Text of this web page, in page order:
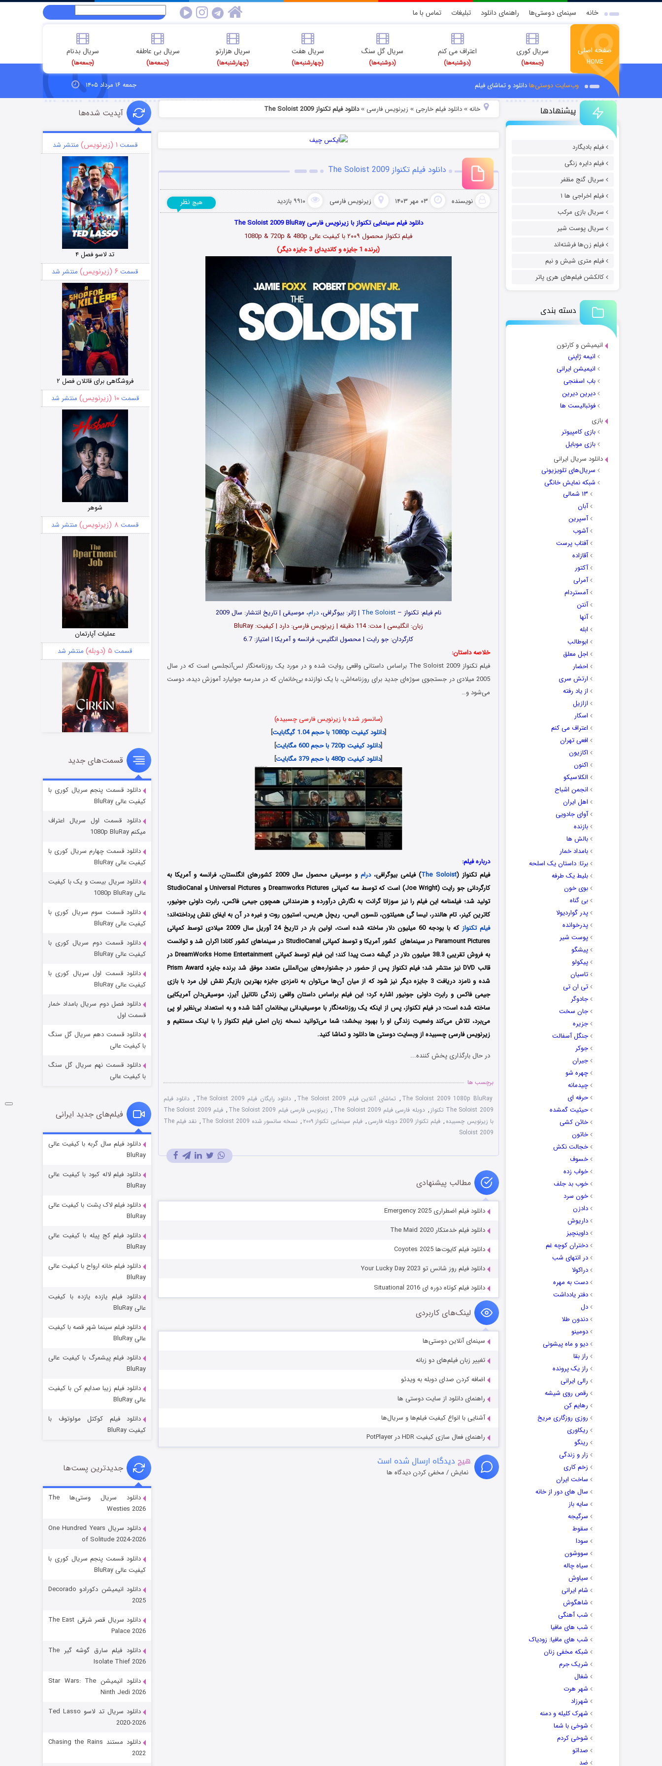
خانه سینمای دوستی‌ها راهنمای دانلود تبلیغات تماس با ما
صفحه اصلی
HOME
سریال کوری
(جمعه‌ها)
اعتراف می کنم
(دوشنبه‌ها)
سریال گل سنگ
(دوشنبه‌ها)
سریال هفت
(چهارشنبه‌ها)
سریال هزارتو
(چهارشنبه‌ها)
سریال بی عاطفه
(جمعه‌ها)
سریال بدنام
(جمعه‌ها)
وب‌سایت دوستی‌هادانلود و تماشای فیلم جمعه ۱۶ مرداد ۱۴۰۵
پیشنهادها
فیلم بادیگارد
فیلم دایره زنگی
سریال گنج مظفر
فیلم اخراجی ها ۱
سریال بازی مرکب
سریال پوست شیر
فیلم زن‌ها فرشته‌اند
فیلم متری شیش و نیم
کالکشن فیلم‌های هری پاتر
دسته بندی
انیمیشن و کارتون
انیمه ژاپنی
انیمیشن ایرانی
باب اسفنجی
دیرین دیرین
فوتبالیست ها
بازی
بازی کامپیوتر
بازی موبایل
دانلود سریال ایرانی
سریال‌های تلویزیونی
شبکه نمایش خانگی
۱۳ شمالی
آبان
آسپرین
آشوب
آفتاب پرست
آقازاده
آکتور
آمرلی
آمستردام
آنتن
آنها
ابله
ابوطالب
اجل معلق
احضار
ارتش سری
از یاد رفته
ازازیل
اسکار
اعتراف می کنم
افعی تهران
اکازیون
اکنون
الکلاسیکو
انجمن اشباح
اهل ایران
آوای جادویی
بازنده
بالش ها
بامداد خمار
برتا: داستان یک اسلحه
بلیط یک‌‌ طرفه
بوی خون
بی گناه
پدر گواردیولا
پدرخوانده
پوست شیر
پیشگو
پیکولو
تاسیان
تی ان تی
جادوگر
جان سخت
جزیره
جنگل آسفالت
جوکر
جیران
چهره شو
چیدمانه
حرفه ای
حیثیت گمشده
خائن کشی
خاتون
خجالت نکش
خسوف
خواب زده
خوب بد جلف
خون سرد
دادزن
داریوش
داوینچیز
دختران کوچه غم
در انتهای شب
دراکولا
دست به مهره
دفتر یادداشت
دل
دندون طلا
دومینو
دیو و ماه پیشونی
راز بقا
راز یک پرونده
رالی ایرانی
رقص روی شیشه
رهایم کن
روزی روزگاری مریخ
ریکاوری
رینگو
زار و زندگی
زخم کاری
ساخت ایران
سال های دور از خانه
سایه باز
سرگیجه
سقوط
سودا
سووشون
سیاه چاله
سیاوش
شام ایرانی
شاهگوش
شب آهنگی
شب های مافیا
شب های مافیا: زودیاک
شبکه مخفی زنان
شریک جرم
شغال
شهر هرت
شهرزاد
شهرک کلیله و دمنه
شوخی با شما
شوخی کردم
صداتو
ضد
خانه» دانلود فیلم خارجی » زیرنویس فارسی »دانلود فیلم تکنواز The Soloist 2009
دانلود فیلم تکنواز The Soloist 2009
نویسنده ۰۳ مهر ۱۴۰۳ زیرنویس فارسی ۹۹۱۰ بازدید هیچ نظر
دانلود فیلم سینمایی تکنواز با زیرنویس فارسی The Soloist 2009 BluRay
فیلم تکنواز محصول ۲۰۰۹ با کیفیت عالی 1080p & 720p & 480p
(برنده 1 جایزه و کاندیدای 3 جایزه دیگر)
نام فیلم: تکنواز –The Soloist | ژانر: بیوگرافی،درام، موسیقی | تاریخ انتشار: سال 2009
زبان: انگلیسی | مدت‌: 114 دقیقه | زیرنویس فارسی: دارد | کیفیت: BluRay
کارگردان: جو رایت | محصول انگلیس، فرانسه و آمریکا | امتیاز: 6.7
خلاصه داستان:
فیلم تکنواز The Soloist 2009 براساس داستانی واقعی روایت شده و در مورد یک روزنامه‌نگار لس‌آنجلسی است که در سال
2005 میلادی در جستجوی سوژه‌ای جدید برای روزنامه‌اش، با یک نوازنده بی‌خانمان که در مدرسه جولیارد آموزش دیده، دوست
می‌شود و…
(سانسور شده با زیرنویس فارسی چسبیده)
[دانلود کیفیت 1080p با حجم 1.04 گیگابایت
]
[دانلود کیفیت 720p با حجم 600 مگابایت
]
[دانلود کیفیت 480p با حجم 379 مگابایت ]
درباره فیلم:
فیلم تکنواز (The Soloist) فیلمی بیوگرافی،درام
و موسیقی محصول سال 2009 کشورهای انگلستان، فرانسه و آمریکا به
کارگردانی جو رایت (Joe Wright) است که توسط سه کمپانی Dreamworks Pictures و Universal Pictures و StudioCanal
تولید شد؛ فیلمنامه این فیلم را نیز سوزانا گرانت به نگارش درآورده و هنرمندانی همچون جیمی فاکس، رابرت داونی جونیور،
کاترین کینر، تام هالندر، لیسا گی همیلتون، نلسون الیس، ریچل هریس، استیون روت و غیره در آن به ایفای نقش پرداخته‌اند؛
فیلمتکنواز که با بودجه 60 میلیون دلار ساخته شده است، اولین
بار در تاریخ 24 آوریل سال 2009 میلادی توسط کمپانی
Paramount Pictures در سینماهای کشور آمریکا و توسط کمپانی StudioCanal در سینماهای کشور کانادا اکران شد و توانست
به فروش تقریبی 38.3 میلیون دلار در گیشه دست پیدا کند؛ این فیلم توسط کمپانی DreamWorks Home Entertainment در
قالب DVD نیز منتشر شد؛ فیلم تکنواز پس از حضور در جشنواره‌‌‌های بین‌المللی متعدد موفق شد برنده جایزه Prism Award
شده و نامزد دریافت 3 جایزه دیگر نیز شود که از میان آن‌ها می‌توان به نامزدی جایزه بهترین بازیگر نقش اول مرد با بازی
جیمی فاکس و رابرت داونی جونیور اشاره کرد؛ این فیلم براساس داستان واقعی زندگی ناتانیل آیرز، موسیقی‌دان آمریکایی
ساخته شده است؛ در فیلم تکنواز، پس از اینکه یک روزنامه‌نگار با موسیقیدانی بی‎خانمان آشنا شده و به استعداد بی‌نظیر او پی
می‌برد، تلاش می‌کند وضعیت زندگی او را بهبود ببخشد؛ شما می‌توانید نسخه زبان اصلی فیلم تکنواز را با ‌لینک مستقیم و
زیرنویس فارسی چسبیده از وبسایت دوستی ها دانلود و تماشا کنید.
در حال بارگذاری پخش کننده...
برچسب ها
The Soloist 2009 1080p BluRay
, تماشای آنلاین فیلم The Soloist 2009 , دانلود رایگان فیلم The Soloist 2009 , دانلود فیلم
The Soloist 2009 تکنواز
, دوبله فارسی فیلم The Soloist 2009 , زیرنویس فارسی فیلم The Soloist 2009 ,
فیلم The Soloist 2009
با زیرنویس چسبیده , فیلم تکنواز 2009 دوبله فارسی , فیلم سینمایی تکنواز ۲۰۰۹ , نسخه سانسور شده The Soloist 2009 ,
نقد فیلم The
Soloist 2009
مطالب پیشنهادی
دانلود فیلم اضطراری Emergency 2025
دانلود فیلم خدمتکار The Maid 2020
دانلود فیلم کایوت‌ها Coyotes 2025
دانلود فیلم روز شانس تو Your Lucky Day 2023
دانلود فیلم کوتاه دوره ای Situational 2016
لینک‌های کاربردی
سینمای آنلاین دوستی‌ها
تغییر زبان فیلم‌های دو زبانه
اضافه کردن صدای دوبله به ویدئو
راهنمای دانلود از سایت دوستی ها
آشنایی با انواع کیفیت فیلم‌ها و سریال‌ها
راهنمای فعال سازی کیفیت HDR در PotPlayer
هیچ دیدگاه ارسال شده است
نمایش / مخفی کردن دیدگاه ها
آپدیت شده‌ها
قسمت ۱ (زیرنویس) منتشر شد
تد لاسو فصل ۴
قسمت ۶ (زیرنویس) منتشر شد
فروشگاهی برای قاتلان فصل ۲
قسمت۱۰ (زیرنویس) منتشر شد
شوهر
قسمت ۸ (زیرنویس) منتشر شد
عملیات آپارتمان
قسمت ۵ (دوبله) منتشر شد
سریال زشت
قسمت۲ (زیرنویس) منتشر شد
مردگان متحرک: شهر مرده ۳
شکست استوارت در نجات جهان
قسمت ۷ (زیرنویس) منتشر شد
شوگر فصل ۲
قسمت
خاندان اژدها فصل ۳
جادوگری در مغولستان
قسمت۶ (زیرنویس)
رویایی برای تو
قسمت ۱۵ (دوبله)
قسمت‌های جدید
دانلود قسمت پنجم سریال کوری با
کیفیت عالی BluRay
دانلود قسمت اول سریال اعتراف
میکنم 1080p BluRay
دانلود قسمت چهارم سریال کوری با
کیفیت عالی BluRay
دانلود سریال بیست و یک با کیفیت
عالی 1080p BluRay
دانلود قسمت سوم سریال کوری با
کیفیت عالی BluRay
دانلود قسمت دوم سریال کوری با
کیفیت عالی BluRay
دانلود قسمت اول سریال کوری با
کیفیت عالی BluRay
دانلود فصل دوم سریال بامداد خمار
قسمت اول
دانلود قسمت دهم سریال گل سنگ
با کیفیت عالی
دانلود قسمت نهم سریال گل سنگ
با کیفیت عالی
فیلم‌های جدید ایرانی
دانلود فیلم سال گربه با کیفیت عالی
BluRay
دانلود فیلم لاله کبود با کیفیت عالی
BluRay
دانلود فیلم لاک پشت با کیفیت عالی
BluRay
دانلود فیلم کج‌ پیله با کیفیت عالی
BluRay
دانلود فیلم خانه ارواح با کیفیت عالی
BluRay
دانلود فیلم یازده یازده با کیفیت
عالی BluRay
دانلود فیلم سینما شهر قصه با کیفیت
عالی BluRay
دانلود فیلم پیشمرگ با کیفیت عالی
BluRay
دانلود فیلم زیبا صدایم کن با کیفیت
عالی BluRay
دانلود فیلم کوکتل مولوتوف با
کیفیت BluRay
جدیدترین پست‌ها
دانلود سریال وستی‌ها The
Westies 2026
دانلود سریال One Hundred Years
of Solitude 2024-2026
دانلود قسمت پنجم سریال کوری با
کیفیت عالی BluRay
دانلود انیمیشن دکورادو Decorado
2025
دانلود سریال قصر شرقی The East
Palace 2026
دانلود فیلم سارق گوشه گیر The
Isolate Thief 2026
دانلود انیمیشن Star Wars: The
Ninth Jedi 2026
دانلود سریال تد لاسو Ted Lasso
2020-2026
دانلود مستند Chasing the Rains
2022